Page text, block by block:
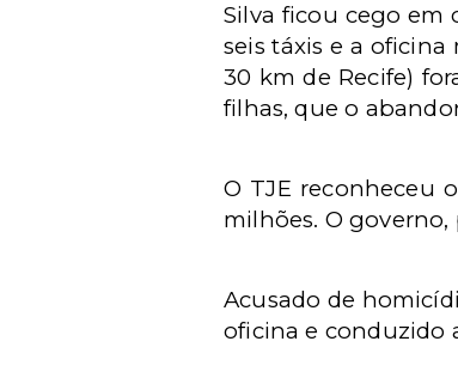
Silva ficou cego em
seis táxis e a
30 km de Recife)
filhas, que o
O TJE reconheceu
milhões. O governo,
Acusado de
oficina e conduzido